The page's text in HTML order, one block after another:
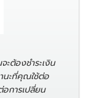
ต้องชำระเงิน
นะที่คุณใช้ต่อ
การเปลี่ยน